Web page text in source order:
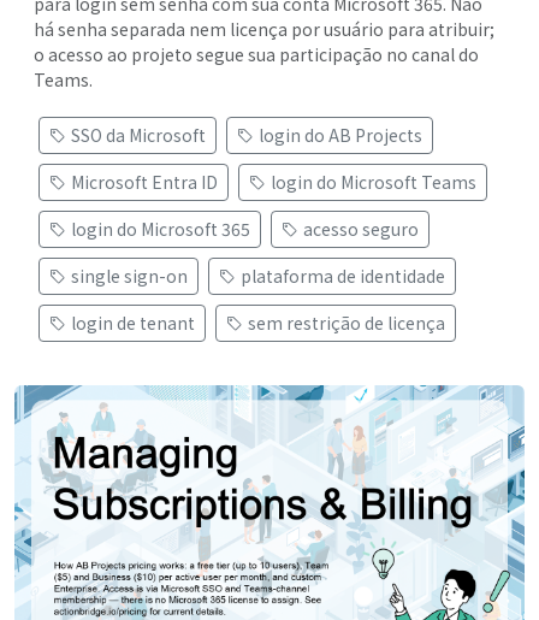
há senha separada nem licença por usuário para atribuir;
o acesso ao projeto segue sua participação no canal do
Teams.
SSO da Microsoft
login do AB Projects
Microsoft Entra ID
login do Microsoft Teams
login do Microsoft 365
acesso seguro
single sign-on
plataforma de identidade
login de tenant
sem restrição de licença